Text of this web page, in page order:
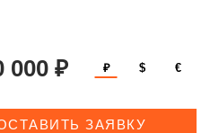
000 ₽ ₽ $ €
ЗАЯВКУ